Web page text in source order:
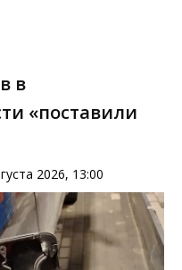
в
«поставили
2026, 13:00